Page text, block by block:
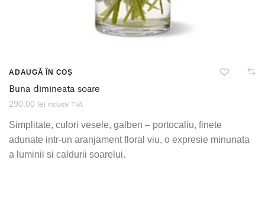
ADAUGĂ ÎN COȘ
Buna dimineata soare
290,00 lei inclusiv TVA
Simplitate, culori vesele, galben – portocaliu, finete
adunate intr-un aranjament floral viu, o expresie minunata
a luminii si caldurii soarelui.